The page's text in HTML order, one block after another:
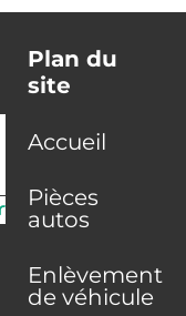
Plan du
site
Accueil
Pièces
autos
Enlèvement
de véhicule